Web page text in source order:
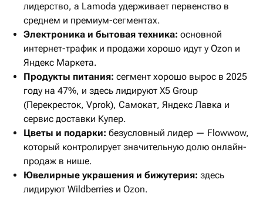
лидерство, а Lamoda удерживает первенство в
среднем и премиум-сегментах.
Электроника и бытовая техника: основной
интернет-трафик и продажи хорошо идут у Ozon и
Яндекс Маркета.
Продукты питания: сегмент хорошо вырос в 2025
году на 47%, и здесь лидируют X5 Group
(Перекресток, Vprok), Самокат, Яндекс Лавка и
сервис доставки Купер.
Цветы и подарки: безусловный лидер — Flowwow,
который контролирует значительную долю онлайн-
продаж в нише.
Ювелирные украшения и бижутерия: здесь
лидируют Wildberries и Ozon.